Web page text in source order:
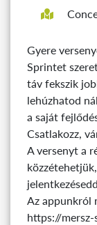
Gyere
Sprintet
táv fekszik
lehúzhatod
a saját
Csatlakozz,
A versenyt a
Az appunkról
https://